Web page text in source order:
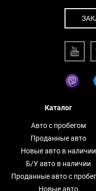
Каталог
Авто с пробегом
Проданные авто
Новые авто в наличии
Б/У авто в наличии
Проданные авто с
Новые авто